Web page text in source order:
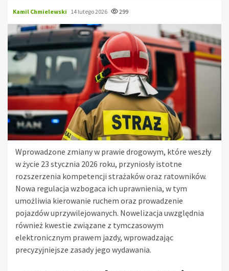
Kamil Chmielewski 14 lutego 2026 299
Wprowadzone zmiany w prawie drogowym, które weszły
w życie 23 stycznia 2026 roku, przyniosły istotne
rozszerzenia kompetencji strażaków oraz ratowników.
Nowa regulacja wzbogaca ich uprawnienia, w tym
umożliwia kierowanie ruchem oraz prowadzenie
pojazdów uprzywilejowanych. Nowelizacja uwzględnia
również kwestie związane z tymczasowym
elektronicznym prawem jazdy, wprowadzając
precyzyjniejsze zasady jego wydawania.